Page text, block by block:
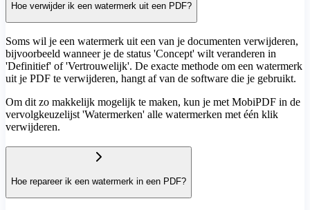
Hoe verwijder ik een watermerk uit een PDF?
Soms wil je een watermerk uit een van je documenten verwijderen,
bijvoorbeeld wanneer je de status 'Concept' wilt veranderen in
'Definitief' of 'Vertrouwelijk'. De exacte methode om een watermerk
uit je PDF te verwijderen, hangt af van de software die je gebruikt.
Om dit zo makkelijk mogelijk te maken, kun je met MobiPDF in de
vervolgkeuzelijst 'Watermerken' alle watermerken met één klik
verwijderen.
Hoe repareer ik een watermerk in een PDF?